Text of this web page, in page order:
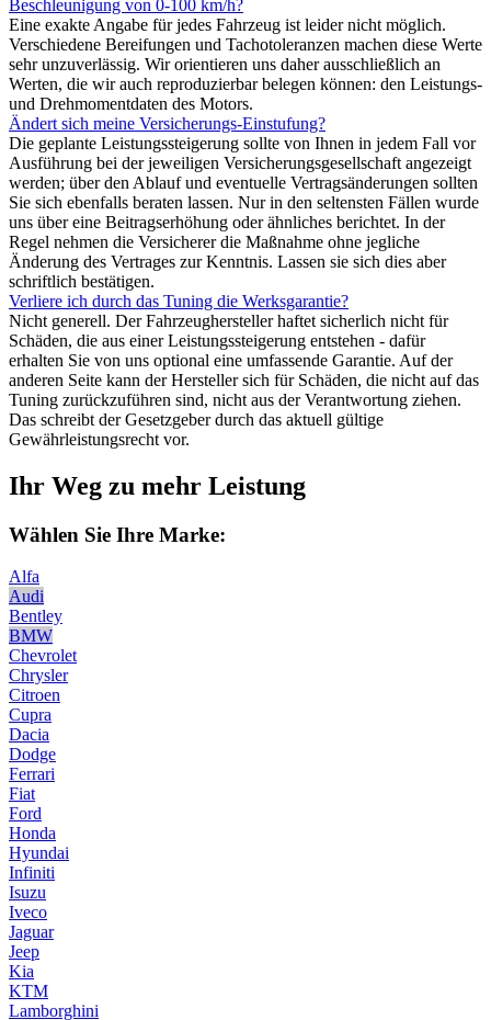
Beschleunigung von 0-100 km/h?
Eine exakte Angabe für jedes Fahrzeug ist leider nicht möglich.
Verschiedene Bereifungen und Tachotoleranzen machen diese Werte
sehr unzuverlässig. Wir orientieren uns daher ausschließlich an
Werten, die wir auch reproduzierbar belegen können: den Leistungs-
und Drehmomentdaten des Motors.
Ändert sich meine Versicherungs-Einstufung?
Die geplante Leistungssteigerung sollte von Ihnen in jedem Fall vor
Ausführung bei der jeweiligen Versicherungsgesellschaft angezeigt
werden; über den Ablauf und eventuelle Vertragsänderungen sollten
Sie sich ebenfalls beraten lassen. Nur in den seltensten Fällen wurde
uns über eine Beitragserhöhung oder ähnliches berichtet. In der
Regel nehmen die Versicherer die Maßnahme ohne jegliche
Änderung des Vertrages zur Kenntnis. Lassen sie sich dies aber
schriftlich bestätigen.
Verliere ich durch das Tuning die Werksgarantie?
Nicht generell. Der Fahrzeughersteller haftet sicherlich nicht für
Schäden, die aus einer Leistungssteigerung entstehen - dafür
erhalten Sie von uns optional eine umfassende Garantie. Auf der
anderen Seite kann der Hersteller sich für Schäden, die nicht auf das
Tuning zurückzuführen sind, nicht aus der Verantwortung ziehen.
Das schreibt der Gesetzgeber durch das aktuell gültige
Gewährleistungsrecht vor.
Ihr Weg zu mehr Leistung
Wählen Sie Ihre Marke:
Alfa
Audi
Bentley
BMW
Chevrolet
Chrysler
Citroen
Cupra
Dacia
Dodge
Ferrari
Fiat
Ford
Honda
Hyundai
Infiniti
Isuzu
Iveco
Jaguar
Jeep
Kia
KTM
Lamborghini